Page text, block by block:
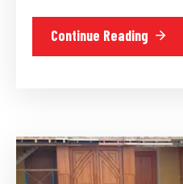
Continue Reading